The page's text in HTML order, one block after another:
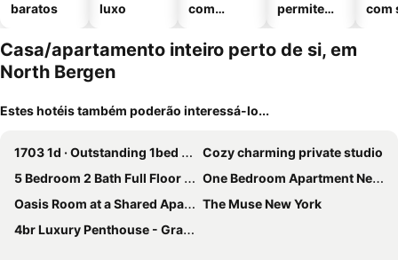
baratos
luxo
com
permitem
com
Casa/apartamento inteiro perto de si, em
North Bergen
Estes hotéis também poderão interessá-lo...
1703 1d · Outstanding 1bed Apt/20 Min To Nyc-parking Avail
Cozy charming private studio
5 Bedroom 2 Bath Full Floor Midtown
One Bedroom Apartment Near Nyc (union City, Nj)
Oasis Room at a Shared Apartment by Times Square
The Muse New York
4br Luxury Penthouse - Grand Opening Promotion